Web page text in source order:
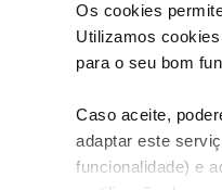
Os cookies
Utilizamos
para o seu bom
Caso aceite,
adaptar este
funcionalidade) e